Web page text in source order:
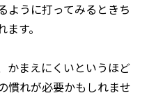
ように打ってみるときち
す。
かまえにくいというほど
慣れが必要かもしれませ